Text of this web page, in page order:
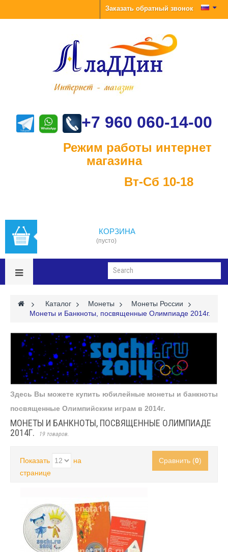
Заказать обратный звонок
+7 960 060-14-00
Режим работы интернет
магазина
Вт-Сб 10-18
КОРЗИНА
(пусто)
> Каталог > Монеты >
Монеты России
Монеты и Банкноты, посвященные Олимпиаде 2014г.
Здесь Вы можете купить юбилейные монеты и банкноты
посвященные Олимпийским играм в 2014г.
МОНЕТЫ И БАНКНОТЫ, ПОСВЯЩЕННЫЕ ОЛИМПИАДЕ
2014Г.
19 товаров.
Показать
на
странице
Сравнить (0)